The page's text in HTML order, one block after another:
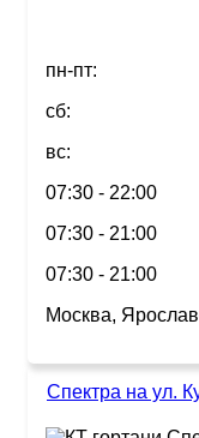
пн-пт:
сб:
вс:
07:30 - 22:00
07:30 - 21:00
07:30 - 21:00
Москва,
Спектра на ул.